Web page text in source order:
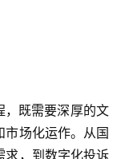
，既需要深厚的文
场化运作。从国
求，到数字化投诉